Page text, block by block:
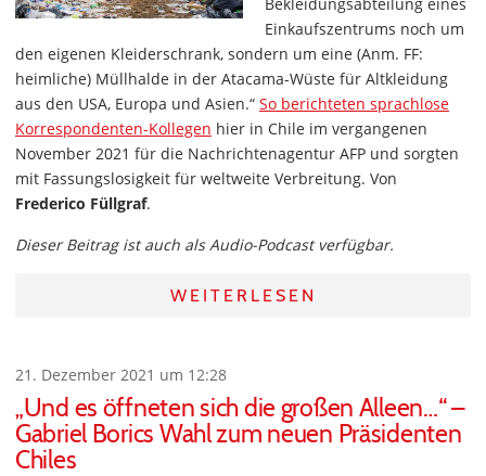
Einkaufszentrums noch um
den eigenen Kleiderschrank, sondern um eine (Anm. FF:
heimliche) Müllhalde in der Atacama-Wüste für Altkleidung
aus den USA, Europa und Asien.“ So berichteten sprachlose
Korrespondenten-Kollegen hier in Chile im vergangenen
November 2021 für die Nachrichtenagentur AFP und sorgten
mit Fassungslosigkeit für weltweite Verbreitung. Von
Frederico Füllgraf.
Dieser Beitrag ist auch als Audio-Podcast verfügbar.
WEITERLESEN
21. Dezember 2021 um 12:28
„Und es öffneten sich die großen Alleen…“ –
Gabriel Borics Wahl zum neuen Präsidenten
Chiles